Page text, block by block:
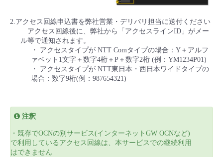
2.アクセス回線申込書を弊社営業・デリバリ担当に送付ください
アクセス回線後に、弊社から「アクセスラインID」がメー
ル等で通知されます。
・ アクセスタイプが NTT Comタイプの場合：Y＋アルフ
ァベット1文字＋数字4桁＋P＋数字2桁 (例：YM1234P01)
・ アクセスタイプが NTT東日本・西日本ワイドタイプの
場合：数字9桁(例：987654321)
注釈
・既存でOCNの別サービス(インターネットGW OCNなど)
で利用しているアクセス回線は、本サービスでの継続利用
はできません